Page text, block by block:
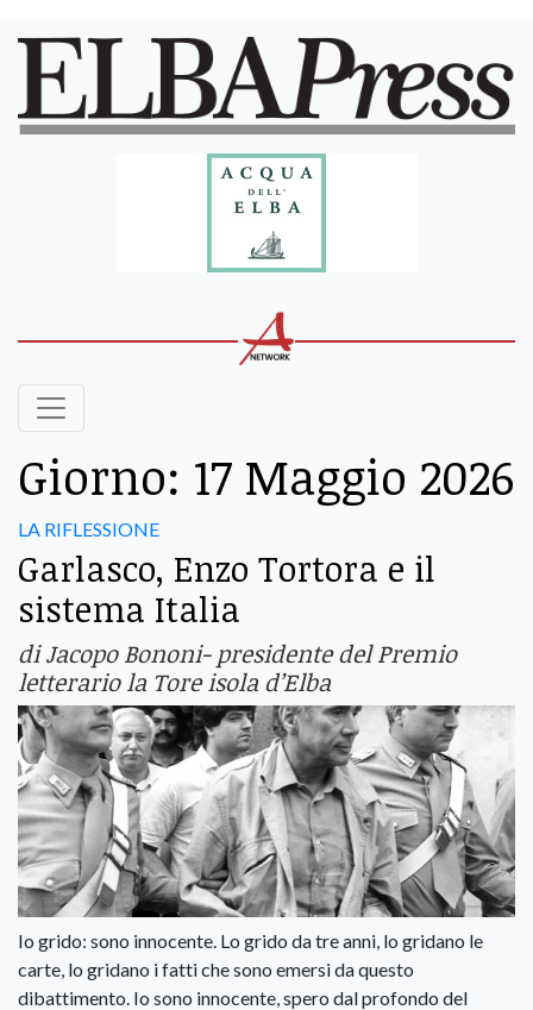
Giorno: 17 Maggio 2026
LA RIFLESSIONE
Garlasco, Enzo Tortora e il
sistema Italia
di Jacopo Bononi- presidente del Premio
letterario la Tore isola d’Elba
Io grido: sono innocente. Lo grido da tre anni, lo gridano le
carte, lo gridano i fatti che sono emersi da questo
dibattimento. Io sono innocente, spero dal profondo del